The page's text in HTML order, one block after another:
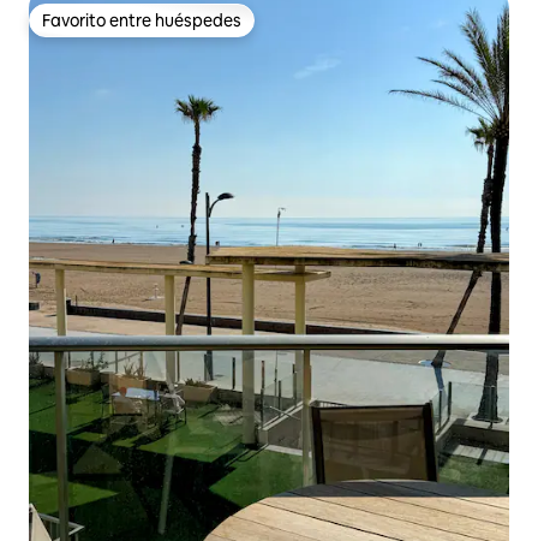
Favorito entre huéspedes
Favorito entre huéspedes